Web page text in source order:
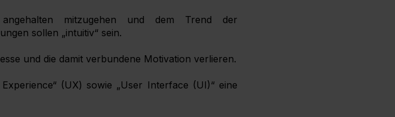
mitzugehen und dem Trend der
sollen „intuitiv“ sein.
und die damit verbundene Motivation verlieren.
(UX) sowie „User Interface (UI)“ eine